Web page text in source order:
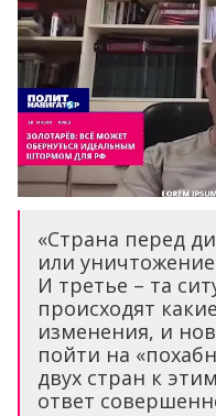
«Страна перед
или
И третье – та
происходят
изменения, и
пойти на
двух стран к
ответ